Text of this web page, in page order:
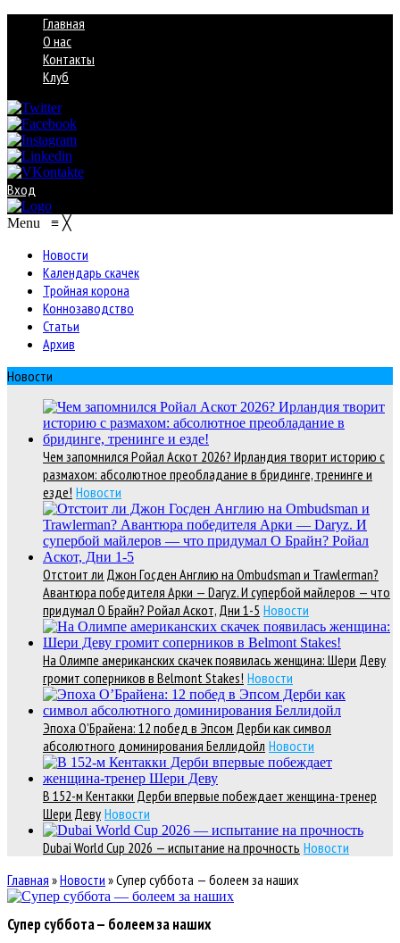
Главная
О нас
Контакты
Клуб
Вход
Menu ≡ ╳
Новости
Календарь скачек
Тройная корона
Коннозаводство
Статьи
Архив
Новости
Чем запомнился Ройал Аскот 2026? Ирландия творит историю с
размахом: абсолютное преобладание в бридинге, тренинге и
езде! Новости
Отстоит ли Джон Госден Англию на Ombudsman и Trawlerman?
Авантюра победителя Арки — Daryz. И супербой майлеров — что
придумал О Брайн? Ройал Аскот, Дни 1-5 Новости
На Олимпе американских скачек появилась женщина: Шери Деву
громит соперников в Belmont Stakes! Новости
Эпоха О’Брайена: 12 побед в Эпсом Дерби как символ
абсолютного доминирования Беллидойл Новости
В 152-м Кентакки Дерби впервые побеждает женщина-тренер
Шери Деву Новости
Dubai World Cup 2026 — испытание на прочность Новости
Главная »Новости »Супер суббота — болеем за наших
Супер суббота — болеем за наших